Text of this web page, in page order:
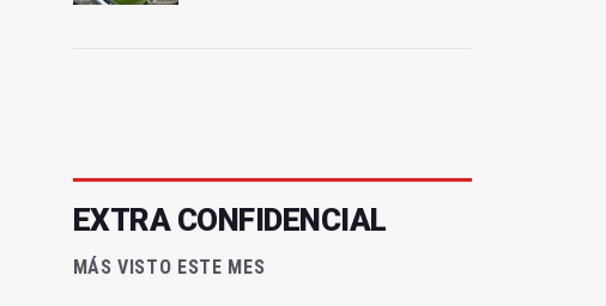
EXTRA CONFIDENCIAL
MÁS VISTO ESTE MES